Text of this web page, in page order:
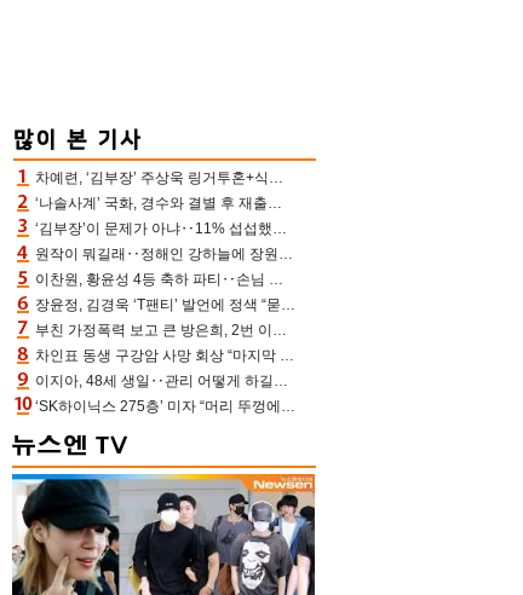
차예련, ‘김부장’ 주상욱 링거투혼+식스팩 비화 “옷 벗는데 아저씨는 안 된다고”(차장금)
‘나솔사계’ 국화, 경수와 결별 후 재출연…첫인상 3표 몰표
‘김부장’이 문제가 아냐‥11% 섭섭했던 ‘재벌X형사2’ 돈·빽 총동원해 컴백 [TV보고서]
원작이 뭐길래‥정해인 강하늘에 장원영까지 참여한 이 영화
이찬원, 황윤성 4등 축하 파티‥손님 모으려 블랙핑크 지수와 친한 척(편스토랑)[어제TV]
장윤정, 김경욱 ‘T팬티’ 발언에 정색 “묻지 않았는데, 그것도 성희롱”(장공장)
부친 가정폭력 보고 큰 방은희, 2번 이혼 후 잠수→母 고독사에 자책(특종세상)[어제TV]
차인표 동생 구강암 사망 회상 “마지막 순간 동생 손 잡아준 신애라, 두고두고 고마워” (신애라이프)
이지아, 48세 생일‥관리 어떻게 하길래 놀라운 동안 미모
‘SK하이닉스 275층’ 미자 “머리 뚜껑에서 사, 주식만 안 해도 돈 버는 것”